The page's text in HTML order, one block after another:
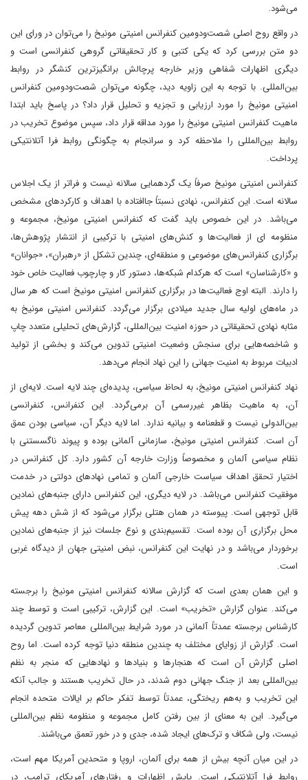
می‌شود.
در واقع روح اصلی شصت‌ودومین کنفرانس امنیتی مونیخ را می‌توان در ورای این
دو متن بررسی کرد که یکی کتبی و کار تحقیقاتی گروهی کنفرانسی است و
دیگری اظهارات شفاهی وزیر خارجه پرچالش برانگیزترین کنشگر در روابط
بین‌المللی. با توجه به این زاویه دید، چگونه می‌توان شصت‌ودومین کنفرانس
امنیتی مونیخ را مورد ارزیابی و تجزیه و تحلیل قرار داد؟ در پاسخ باید ابتدا
ماهیت کنفرانس امنیتی مونیخ را مورد مداقه قرار داد، سپس موضوع تخریب در
روابط بین‌المللی را ملاحظه کرد و سرانجام به چگونگی روابط فرا آتلانتیکی
پرداخت.
کنفرانس امنیتی مونیخ صرفاً یک گردهمایی سالانه نیست و فراتر از یک اجلاس
سالانه است. این کنفرانس، نهادی نسبتاً جاافتاده با اهداف و کارکردهای مشخص
می‌باشد. در این خصوص باید گفت که کنفرانس امنیتی مونیخ، مجموعه و
منظومه ای از فعالیت‌ها و کنش‌های امنیتی با ترکیبی از انتشار پژوهش‌ها،
برگزاری کنفرانس‌های موضوعی و منطقه‌ای، چندین تشکل از «رهبران»، «جوانان»
و «کارشناسان» است که هرکدام شبکه‌ها، دستور کار و چارچوب فعالیت خاص خود
را دارند. البته اوج فعالیت‌ها در برگزاری کنفرانس امنیتی مونیخ است که هر سال
در ماه‌های اولیه سال جدید میلادی برگزار می‌گردد. کنفرانس امنیتی مونیخ به
مثابه نهادی تحقیقاتی در حوزه امنیت بین‌المللی، گزارش‌های تحلیلی متعدد چاپ
و شاخصه‌هایی برای سنجش وضعیت امنیتی تدوین می‌کند و بخشی از تولید
ادبیات مربوط به امنیت جهانی را این نهاد انجام می‌دهد.
نهاد کنفرانس امنیتی مونیخ، به لحاظ سیاسی، پدیده‌ای چند لایه است. لایه‌ای از
آن، به ماهیت بظاهر غیررسمی آن برمی‌گردد. این کنفرانس، کنفرانسی
بین‌الدولی نیست و قطعنامه و بیانیه ندارد. اما لایه دیگر آن، سیاسی بودن عمق
آن است. کنفرانس امنیتی مونیخ، سازمانی آلمانی بوده و پیوند ناگسستنی با
نظام سیاسی آلمان و مخصوصاً وزارت خارجه آن کشور دارد. کل کنفرانس در
اختیار تحقق اهداف سیاست خارجی آلمان و تمامی نهادهای دولتی در خدمت
موفقیت کنفرانس می‌باشد. در لایه دیگری، این کنفرانس دارای جنبه‌های نمادین
قابل توجهی است. پیوسته در همان هتلی برگزار می‌شود که از شش دهه پیش
محل برگزاری آن بوده است. تقسیم‌بندی و نوع جلسات نیز از جنبه‌های نمادین
برخوردار می‌باشد و در نهایت این کنفرانس، نبض امنیتی جهان از دیدگاه غربی
است.
و این همان بعدی است که گزارش سالانه کنفرانس امنیتی مونیخ را برجسته
می‌کند. عنوان گزارش «تخریب» است. این گزارش، ترکیبی است و توسط چند
کارشناس برجسته عمدتاً آلمانی در مورد شرایط بین‌المللی معاصر تدوین گردیده
است. گزارش از زوایای مختلف به چندین منطقه دنیا توجه کرده است. اما روح
اصلی گزارش آن است که هنجارها و بنیادها و نهادهایی که منجر به نظم
بین‌المللی بعد از جنگ جهانی دوم شدند، در حال تخریب‌ هستند و جالب آنکه
این تخریب و به‌هم ریختگی، عمدتاً توسط تفکر حاکم بر ایالات متحده انجام
می‌گیرد. این به معنای از بین رفتن کامل مجموعه و منظومه نظم بین‌المللی
نیست، ولی شکاف و ترک‌های ایجاد شده، جدی و در خور تعمق می‌باشند.
در این میان آنچه بیش از همه برای آلمان، اروپا و متحدین آمریکا مهم است،
روابط فرا آتلانتیکی است. پایش اظهارات و رفتارهای آمریکای ترامپ، در